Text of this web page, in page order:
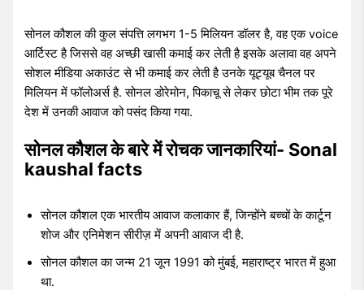
सोनल कौशल की कुल संपत्ति लगभग 1-5 मिलियन डॉलर है, वह एक voice
आर्टिस्ट है जिससे वह अच्छी खासी कमाई कर लेती है इसके अलावा वह अपने
सोशल मीडिया अकाउंट से भी कमाई कर लेती है उनके यूट्यूब चैनल पर
मिलियन में फॉलोअर्स है. सोनल डोरेमोन, पिकाचू से लेकर छोटा भीम तक पूरे
देश में उनकी आवाज को पसंद किया गया.
सोनल कौशल के बारे में रोचक जानकारियां- Sonal
kaushal facts
सोनल कौशल एक भारतीय आवाज कलाकार हैं, जिन्होंने बच्चों के कार्टून
शोज और एनिमेशन सीरीज़ में अपनी आवाज दी है.
सोनल कौशल का जन्म 21 जून 1991 को मुंबई, महाराष्ट्र भारत में हुआ
था.